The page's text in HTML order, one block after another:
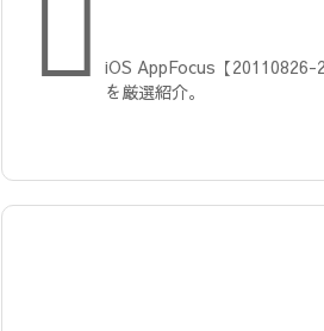
iOS AppFocus【20110826-
を厳選紹介。